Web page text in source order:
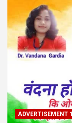
ADVERTISEMENT 1